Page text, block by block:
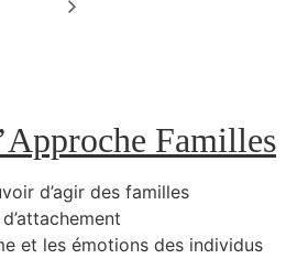
Familles
d’agir des familles
et les émotions des individus